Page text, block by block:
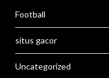
Football
situs gacor
Uncategorized